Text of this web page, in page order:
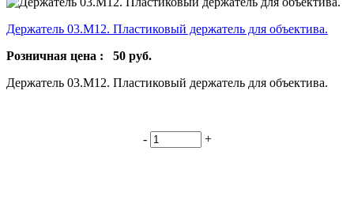
Держатель 03.М12. Пластиковый держатель для объектива.
Розничная цена : 50 руб.
Держатель 03.М12. Пластиковый держатель для объектива.
- +